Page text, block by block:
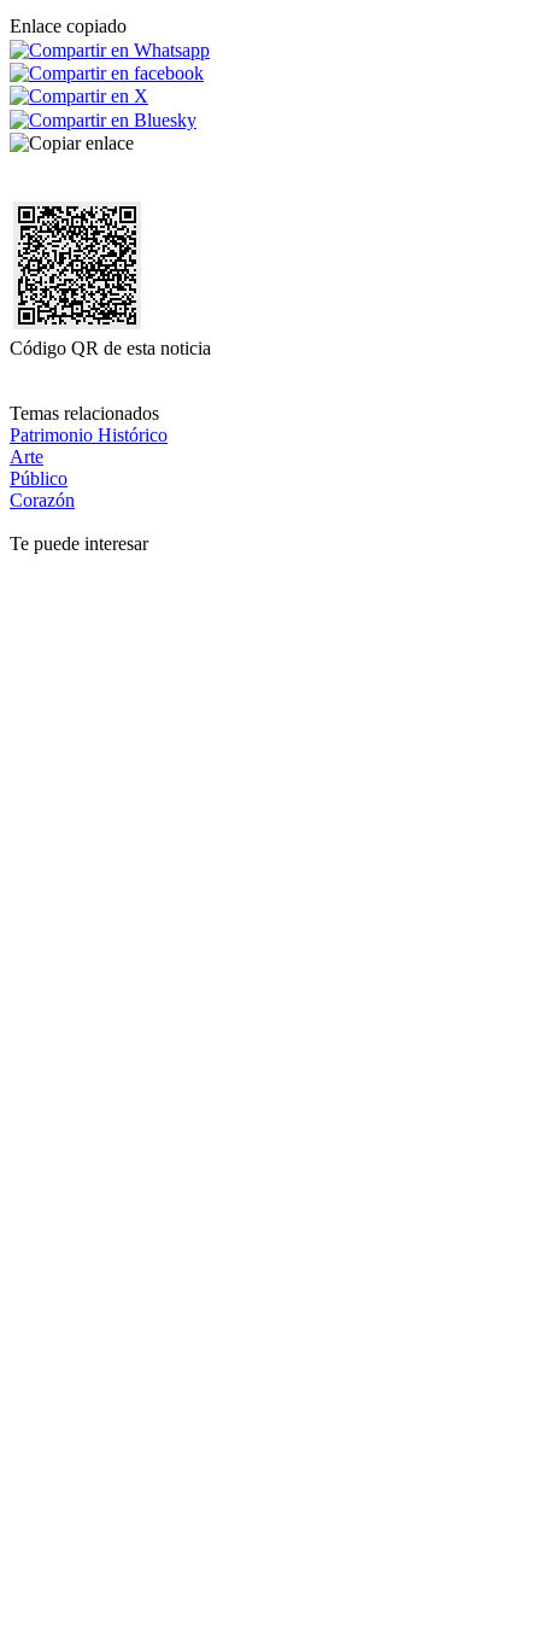
Enlace copiado
Código QR de esta noticia
Temas relacionados
Patrimonio Histórico
Arte
Público
Corazón
Te puede interesar